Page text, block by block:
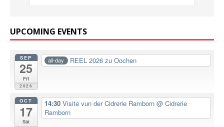
UPCOMING EVENTS
SEP
25
Fri
2026
all-day REEL 2026 zu Oochen
OCT
17
Sat
14:30 Visite vun der Cidrerie Ramborn @ Cidrerie
Ramborn